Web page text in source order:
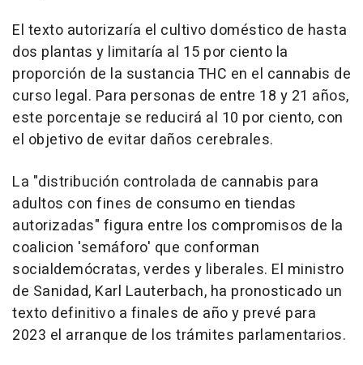
El texto autorizaría el cultivo doméstico de hasta
dos plantas y limitaría al 15 por ciento la
proporción de la sustancia THC en el cannabis de
curso legal. Para personas de entre 18 y 21 años,
este porcentaje se reducirá al 10 por ciento, con
el objetivo de evitar daños cerebrales.
La "distribución controlada de cannabis para
adultos con fines de consumo en tiendas
autorizadas" figura entre los compromisos de la
coalicion 'semáforo' que conforman
socialdemócratas, verdes y liberales. El ministro
de Sanidad, Karl Lauterbach, ha pronosticado un
texto definitivo a finales de año y prevé para
2023 el arranque de los trámites parlamentarios.